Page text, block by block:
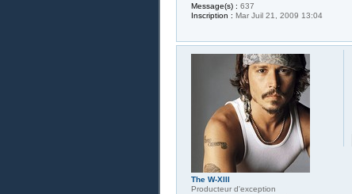
Message(s) : 637
Inscription : Mar Juil 21, 2009 13:04
The W-XIII
Producteur d'exception